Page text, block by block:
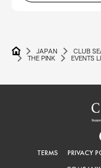
JAPAN CLUB
THE PINK
EVENTS
TERMS PRIVACY